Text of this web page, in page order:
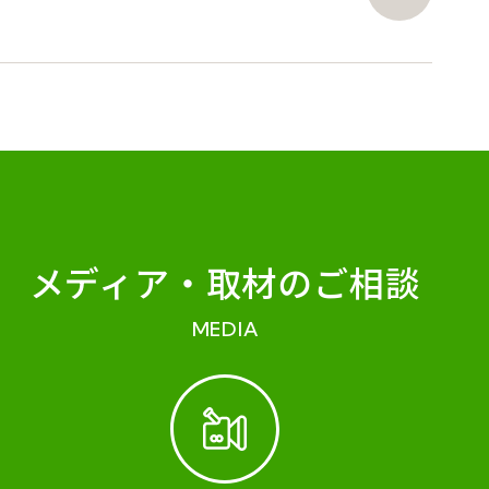
メディア・ 取材のご相談
MEDIA